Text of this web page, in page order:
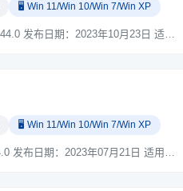
🖥️ Win 11/Win 10/Win 7/Win XP
爱普生Epson DS-530II 扫描仪驱动下载 版本：Ver. 6.7.44.0 发布日期：2023年10月23日 适用于：Windows XP / Windows 7 / Windows 10 / Windows 11 系统。 ...
🖥️ Win 11/Win 10/Win 7/Win XP
爱普生Epson DS-31200 扫描仪驱动下载 版本：v6.7.44.0 发布日期：2023年07月21日 适用于：Windows XP / Windows 7 / Windows 10 / Windows 11 系统。 ...